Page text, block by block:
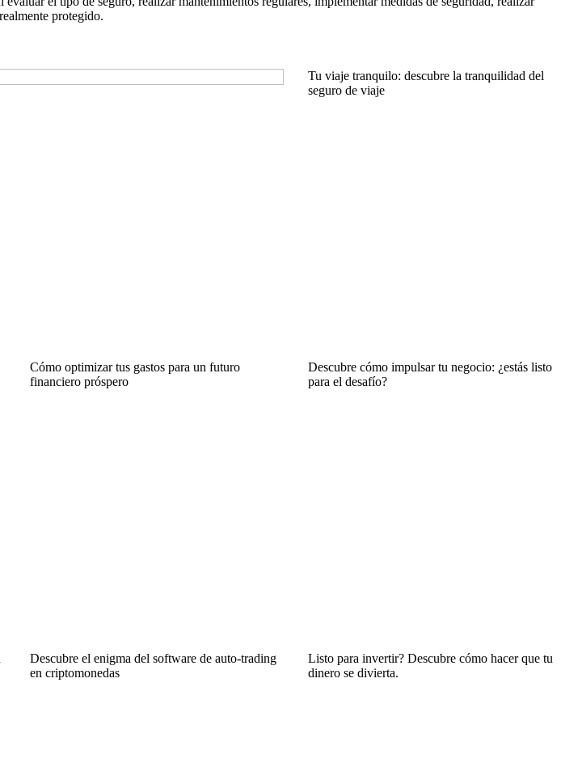
protegido.
Tu viaje tranquilo: descubre la tranquilidad del
seguro de viaje
Cómo optimizar tus gastos para un futuro
financiero próspero
Descubre cómo impulsar tu negocio: ¿estás listo
para el desafío?
Descubre el enigma del software de auto-trading
en criptomonedas
Listo para invertir? Descubre cómo hacer que tu
dinero se divierta.